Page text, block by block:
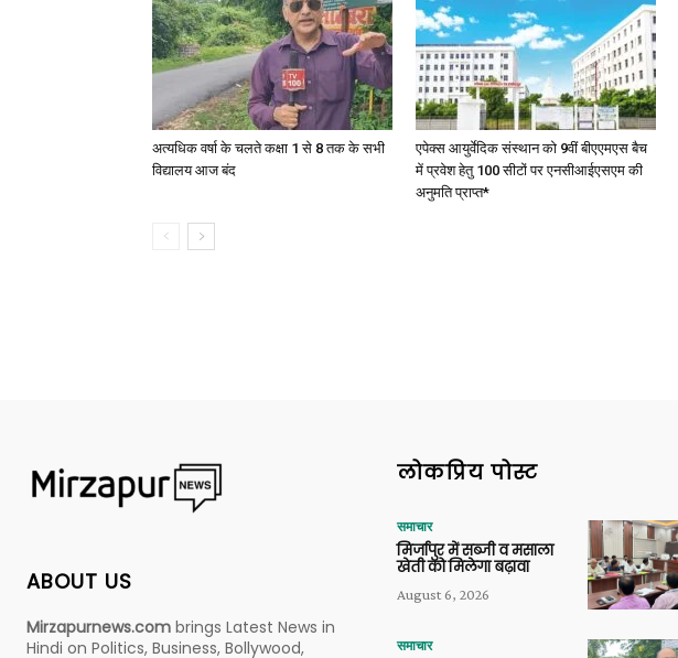
अत्यधिक वर्षा के चलते कक्षा 1 से 8 तक के सभी
विद्यालय आज बंद
एपेक्स आयुर्वेदिक संस्थान को 9वीं बीएएमएस बैच
में प्रवेश हेतु 100 सीटों पर एनसीआईएसएम की
अनुमति प्राप्त*
ABOUT US
Mirzapurnews.com brings Latest News in
Hindi on Politics, Business, Bollywood,
लोकप्रिय पोस्ट
समाचार
मिर्जापुर में सब्जी व मसाला
खेती को मिलेगा बढ़ावा
August 6, 2026
समाचार